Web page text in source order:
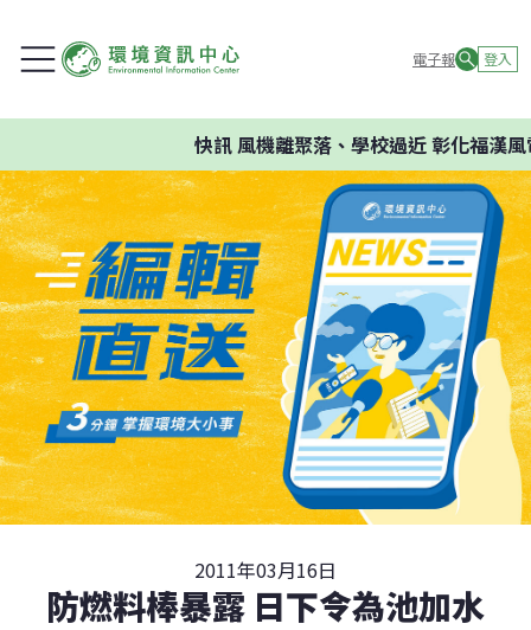
電子報 登入
快訊風機離聚落、學校過近 彰化福漢風
2011年03月16日
防燃料棒暴露 日下令為池加水